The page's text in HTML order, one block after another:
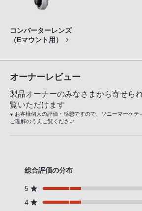
コンバーターレンズ
（Eマウント用）
オーナーレビュー
製品オーナーのみなさまから寄せら
覧いただけます
※ お客様個人の評価・感想ですので、ソニーマーケテ
ご理解のうえご覧ください
総合評価の分布
5
4